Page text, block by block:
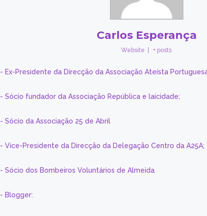
Carlos Esperança
Website + posts
- Ex-Presidente da Direcção da Associação Ateísta
- Sócio fundador da Associação República e laicidade;
- Sócio da Associação 25 de Abril
- Vice-Presidente da Direcção da Delegação Centro da A25A;
- Sócio dos Bombeiros Voluntários de Almeida
- Blogger: